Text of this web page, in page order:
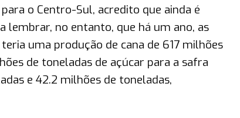
o Centro-Sul, acredito que ainda é
lembrar, no entanto, que há um ano, as
uma produção de cana de 617 milhões
de toneladas de açúcar para a safra
e 42.2 milhões de toneladas,